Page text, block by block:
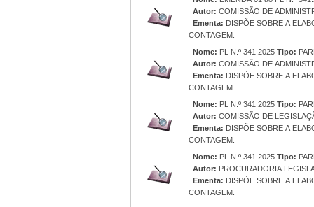
Autor: COMISSÃO DE
Ementa: DISPÕE SOBRE A
CONTAGEM.
Nome: PL N.º 341.2025 Tipo:
Autor: COMISSÃO DE
Ementa: DISPÕE SOBRE A
CONTAGEM.
Nome: PL N.º 341.2025 Tipo:
Autor: COMISSÃO DE
Ementa: DISPÕE SOBRE A
CONTAGEM.
Nome: PL N.º 341.2025 Tipo:
Autor: PROCURADORIA
Ementa: DISPÕE SOBRE A
CONTAGEM.